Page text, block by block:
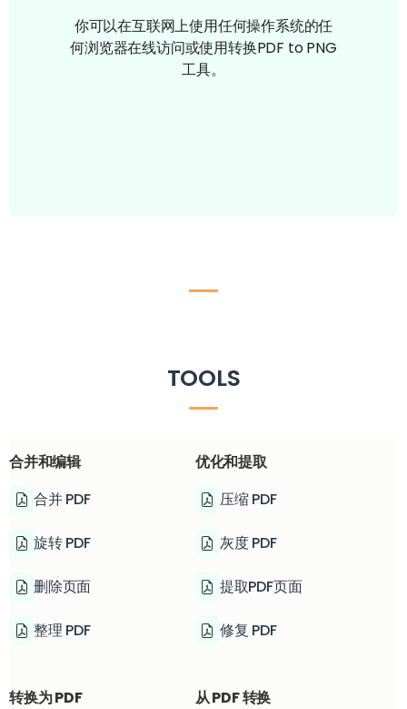
你可以在互联网上使用任何操作系统的任
何浏览器在线访问或使用转换PDF to PNG
工具。
TOOLS
合并和编辑
合并 PDF
旋转 PDF
删除页面
整理 PDF
优化和提取
压缩 PDF
灰度 PDF
提取PDF页面
修复 PDF
转换为 PDF
从 PDF 转换